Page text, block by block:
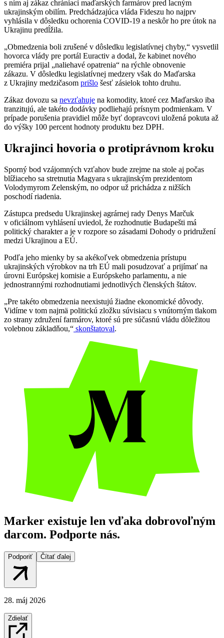
s ním aj zákaz chrániaci maďarských farmárov pred lacným
ukrajinským obilím. Predchádzajúca vláda Fideszu ho najprv
vyhlásila v dôsledku ochorenia COVID-19 a neskôr ho pre útok na
Ukrajinu predĺžila.
„Obmedzenia boli zrušené v dôsledku legislatívnej chyby,“ vysvetlil
hovorca vlády pre portál Euractiv a dodal, že kabinet nového
premiéra prijal „naliehavé opatrenia“ na rýchle obnovenie
zákazu. V dôsledku legislatívnej medzery však do Maďarska
z Ukrajiny medzičasom prišlo šesť zásielok tohto druhu.
Zákaz dovozu sa nevzťahuje na komodity, ktoré cez Maďarsko iba
tranzitujú, ale takéto dodávky podliehajú prísnym podmienkam. V
prípade porušenia pravidiel môže byť dopravcovi uložená pokuta až
do výšky 100 percent hodnoty produktu bez DPH.
Ukrajinci hovoria o protiprávnom kroku
Sporný bod vzájomných vzťahov bude zrejme na stole aj počas
blížiaceho sa stretnutia Magyara s ukrajinským prezidentom
Volodymyrom Zelenským, no odpor už prichádza z nižších
poschodí riadenia.
Zástupca predsedu Ukrajinskej agrárnej rady Denys Marčuk
v oficiálnom vyhlásení uviedol, že rozhodnutie Budapešti má
politický charakter a je v rozpore so zásadami Dohody o pridružení
medzi Ukrajinou a EÚ.
Podľa jeho mienky by sa akékoľvek obmedzenia prístupu
ukrajinských výrobkov na trh EÚ mali posudzovať a prijímať na
úrovni Európskej komisie a Európskeho parlamentu, a nie
jednostrannými rozhodnutiami jednotlivých členských štátov.
„Pre takéto obmedzenia neexistujú žiadne ekonomické dôvody.
Vidíme v tom najmä politickú zložku súvisiacu s vnútorným tlakom
zo strany združení farmárov, ktoré sú pre súčasnú vládu dôležitou
volebnou základňou,“ skonštatoval.
Marker existuje len vďaka dobrovoľným
darcom. Podporte nás.
Podporiť Čítať ďalej
28. máj 2026
Zdielať